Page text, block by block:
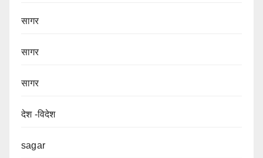
सागर
सागर
सागर
देश -विदेश
sagar